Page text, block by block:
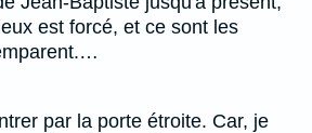
est forcé, et ce sont les
par la porte étroite. Car, je